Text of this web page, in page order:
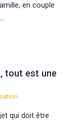
en couple
tout est une
qui doit être